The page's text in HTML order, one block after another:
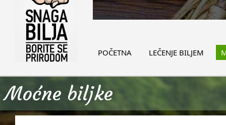
POČETNA LEČENJE BILJEM
Moćne biljke